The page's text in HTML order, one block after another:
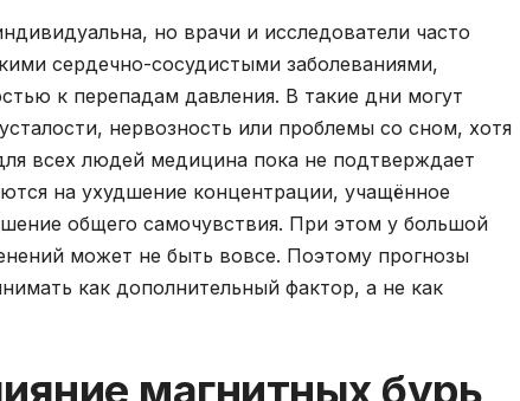
но врачи и исследователи часто
сердечно-сосудистыми заболеваниями,
к перепадам давления. В такие дни могут
нервозность или проблемы со сном, хотя
всех людей медицина пока не подтверждает
на ухудшение концентрации, учащённое
общего самочувствия. При этом у большой
может не быть вовсе. Поэтому прогнозы
как дополнительный фактор, а не как
магнитных бурь